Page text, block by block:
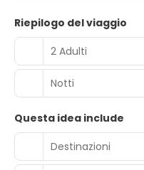
Riepilogo del viaggio
2 Adulti
Notti
Questa idea include
Destinazioni